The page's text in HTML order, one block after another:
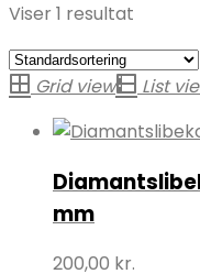
Viser 1 resultat
Grid view List
mm
200,00 kr.